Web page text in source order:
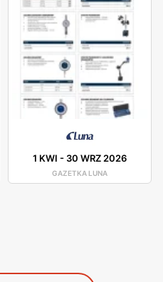
1 KWI - 30 WRZ 2026
GAZETKA LUNA